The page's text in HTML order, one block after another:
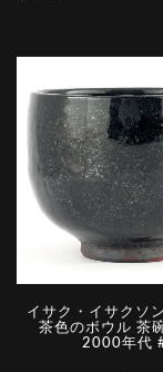
イサク・イサクソ
茶色のボウル 茶
2000年代